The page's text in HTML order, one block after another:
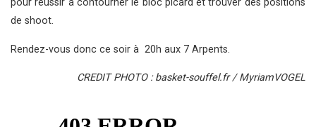
pour réussir à contourner le bloc picard et trouver des positions
de shoot.
Rendez-vous donc ce soir à 20h aux 7 Arpents.
CREDIT PHOTO : basket-souffel.fr / MyriamVOGEL